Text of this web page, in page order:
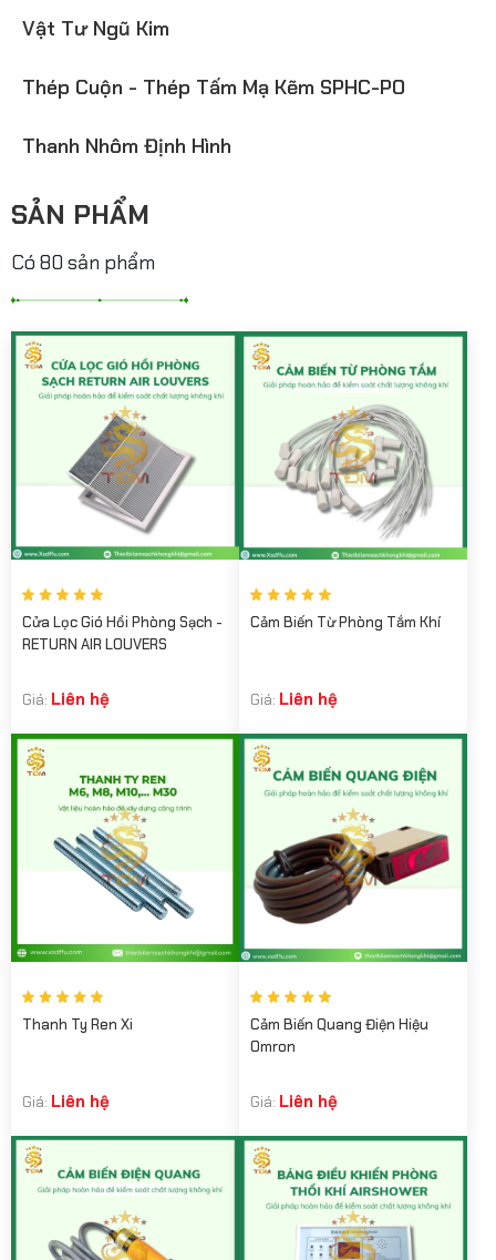
Vật Tư Ngũ Kim
Thép Cuộn - Thép Tấm Mạ Kẽm SPHC-PO
Thanh Nhôm Định Hình
SẢN PHẨM
Có 80 sản phẩm
Cửa Lọc Gió Hồi Phòng Sạch -
RETURN AIR LOUVERS
Giá: Liên hệ
Cảm Biến Từ Phòng Tắm Khí
Giá: Liên hệ
Thanh Ty Ren Xi
Giá: Liên hệ
Cảm Biến Quang Điện Hiệu
Omron
Giá: Liên hệ